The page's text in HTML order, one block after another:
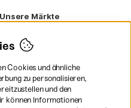
Unsere Märkte
Norwegen
Dänemark
Frankreich
Irland
Niederlande
UK
Cookies und ähnliche
zu personalisieren,
und den
können Informationen